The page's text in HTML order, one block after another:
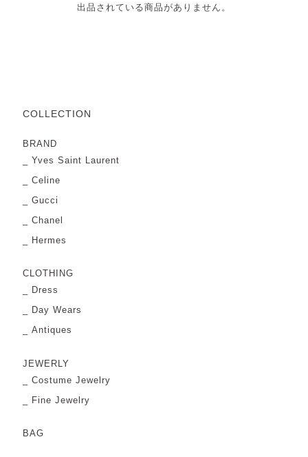
出品されている商品がありません。
COLLECTION
BRAND
Yves Saint Laurent
Celine
Gucci
Chanel
Hermes
CLOTHING
Dress
Day Wears
Antiques
JEWERLY
Costume Jewelry
Fine Jewelry
BAG